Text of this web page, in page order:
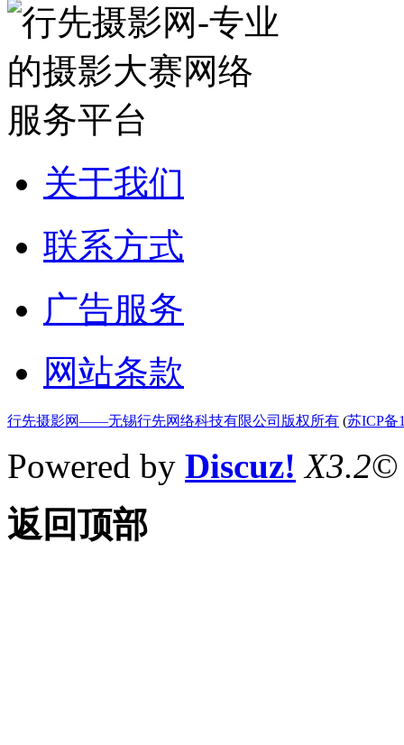
关于我们
联系方式
广告服务
网站条款
行先摄影网——无锡行先网络科技有限公司版权所有 (苏ICP备
Powered by Discuz! X3.2©
返回顶部